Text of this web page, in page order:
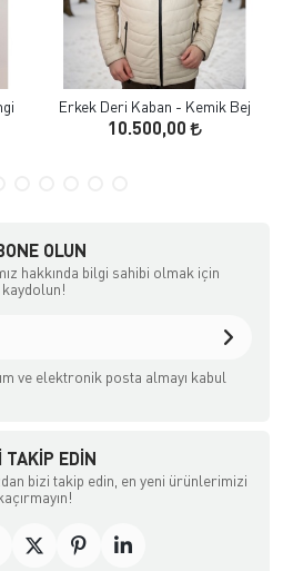
Erkek Deri Kaban - Kemik Bej
10.500,00
OLUN
hakkında bilgi sahibi olmak için
kaydolun!
ve elektronik posta almayı kabul
TAKIP EDIN
bizi takip edin, en yeni ürünlerimizi